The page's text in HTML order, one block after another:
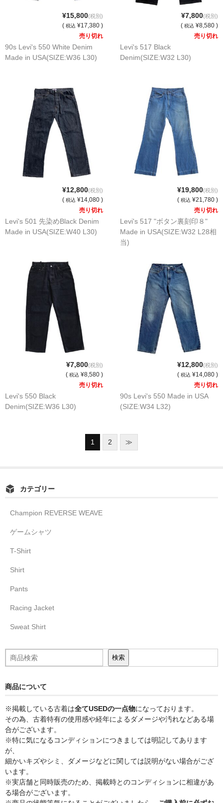
¥15,800(税別)
( 税込 ¥17,380 )
売り切れ
90s Levi's 550 White Denim
Made in USA(SIZE:W36 L30)
¥7,800(税別)
( 税込 ¥8,580 )
売り切れ
Levi's 517 Black
Denim(SIZE:W32 L30)
¥12,800(税別)
( 税込 ¥14,080 )
売り切れ
Levi's 501 先染めBlack Denim
Made in USA(SIZE:W40 L30)
¥19,800(税別)
( 税込 ¥21,780 )
売り切れ
Levi's 517 "ボタン裏刻印８"
Made in USA(SIZE:W32 L28相
当)
¥7,800(税別)
( 税込 ¥8,580 )
売り切れ
Levi's 550 Black
Denim(SIZE:W36 L30)
¥12,800(税別)
( 税込 ¥14,080 )
売り切れ
90s Levi's 550 Made in USA
(SIZE:W34 L32)
1 2 ≫
カテゴリー
Champion REVERSE WEAVE
ゲームシャツ
T-Shirt
Shirt
Pants
Racing Jacket
Sweat Shirt
検索
検索
商品について
※掲載している古着は全てUSEDの一点物になっております。
その為、古着特有の使用感や経年によるダメージや汚れなどある場
合がございます。
※特に気になるコンディションにつきましては明記してあります
が、
細かいキズやシミ、ダメージなどに関しては説明がない場合がござ
います。
※実店舗と同時販売のため、掲載時とのコンディションに相違があ
る場合がございます。